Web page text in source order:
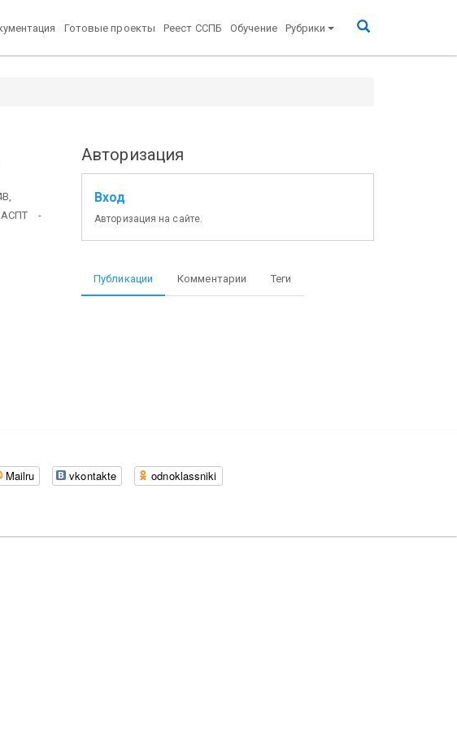
Готовые проекты Реест ССПБ Обучение Рубрики
АСПТ -
Авторизация
Вход
Авторизация на сайте.
Публикации Комментарии Теги
Mailru vkontakte odnoklassniki